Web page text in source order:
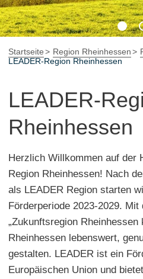
Startseite Region Rheinhessen
LEADER-Region Rheinhessen
LEADER-
Rheinhessen
Herzlich Willkommen auf der
Region Rheinhessen! Nach
als LEADER Region starten
Förderperiode 2023-2029. Mit
„Zukunftsregion
Rheinhessen lebenswert,
gestalten. LEADER ist ein
Europäischen Union und